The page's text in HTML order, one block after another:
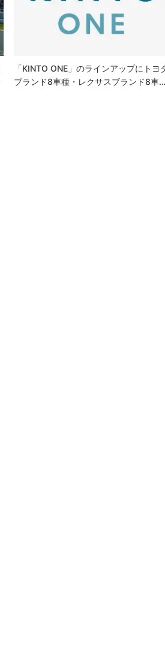
「KINTO ONE」のラインアップにトヨ
ブランド8車種・レクサスブランド8車